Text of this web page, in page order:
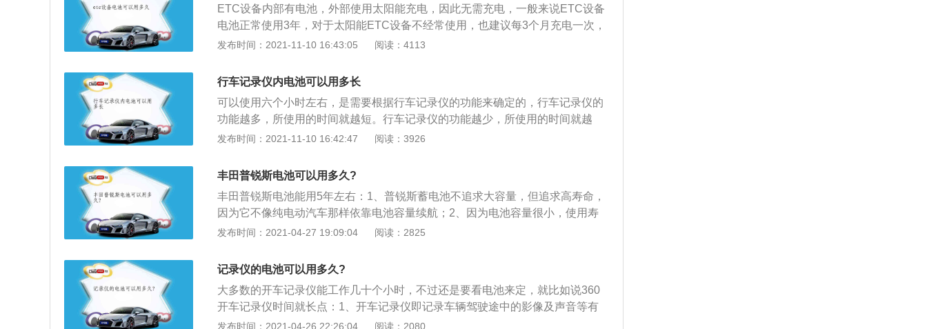
了。若是丰田凯美瑞油电混动蓄电池没电了，和正常自动挡车辆蓄电池没电是一
样的，可以找一辆，内燃机车然后蓄电池正极接正极，负极接负极就可以启动，
或者更换新的蓄电池就可以正常启动。
ETC设备内部有电池，外部使用太阳能充电，因此无需充电，一般来说ETC设备
电池正常使用3年，对于太阳能ETC设备不经常使用，也建议每3个月充电一次，
避免ETC设备内部电池自然放电。使用太阳能ETC设备的，充电电流大小受外部
C充电器为其充电，但如果依然发现车载etc充电器充电慢有可能是ETC充电器损
坏，可以到ETC办理网点或ETC服务网点购买/更换。ETC(ElectronicTollCollecti
on)，中文翻译是电子不停车收费系统，是高速公路或桥梁自动收费。通过安装在
车辆挡风玻璃上的车载电子标签与在收费站ETC车道上的微波天线之间进行的专
用短程通讯，利用计算机联网技术与银行进行后台结算处理，从而达到车辆通过
发布时间：2021-11-10 16:43:05 阅读：4113
行车记录仪内电池可以用多长
可以使用六个小时左右，是需要根据行车记录仪的功能来确定的，行车记录仪的
功能越多，所使用的时间就越短。行车记录仪的功能越少，所使用的时间就越
长，只要确定这一点就可以了，另外，可以将行车记录仪的电源采用降压器连接
声音和影像，同时还可以记录车辆行驶的时间，速度以及行驶的位置，当机动车
辆出现碰瓷的行为或者是出现了重大的交通事故时，车辆上的行车记录仪影像可
以作为证据提供。
发布时间：2021-11-10 16:42:47 阅读：3926
丰田普锐斯电池可以用多久?
丰田普锐斯电池能用5年左右：1、普锐斯蓄电池不追求大容量，但追求高寿命，
因为它不像纯电动汽车那样依靠电池容量续航；2、因为电池容量很小，使用寿
命可以用很长时间，完全可以拿它当汽油车开；3、万一蓄电池损坏了，有问题
发布时间：2021-04-27 19:09:04 阅读：2825
记录仪的电池可以用多久?
大多数的开车记录仪能工作几十个小时，不过还是要看电池来定，就比如说360
开车记录仪时间就长点：1、开车记录仪即记录车辆驾驶途中的影像及声音等有
关知识的仪器。安装开车记录仪后，能够记录汽车驾驶全流程的视频图像和声
发布时间：2021-04-26 22:26:04 阅读：2080